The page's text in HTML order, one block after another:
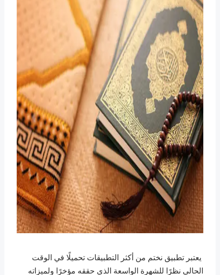
يعتبر تطبيق نختم من أكثر التطبيقات تحميلًا في الوقت
الحالي نظرًا للشهرة الواسعة الذي حققه مؤخرًا ولميزاته